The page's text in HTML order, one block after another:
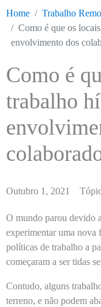
Home
Trabalho
Como é que os
envolvimento dos
Como é
trabalho
Outubro 1, 2021
O mundo parou devido
experimentar uma nova
políticas de trabalho a
começaram a ser tidas
Contudo, alguns
terreno, e não podem